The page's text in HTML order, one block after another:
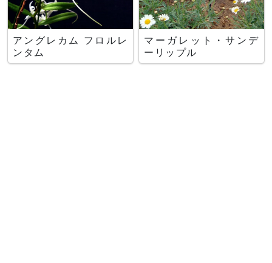
アングレカム フロルレ
ンタム
マーガレット・サンデ
ーリップル